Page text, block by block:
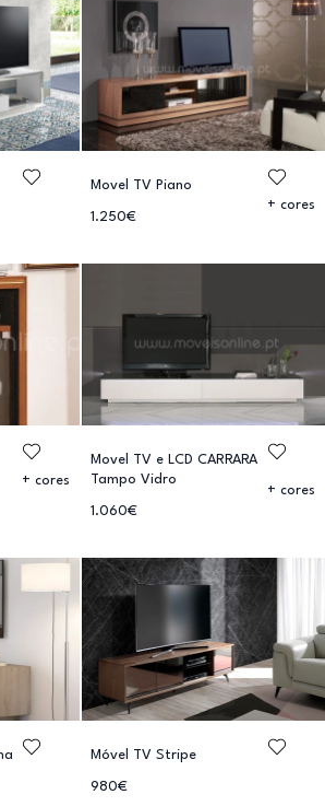
Movel TV Piano
1.250€
+ cores
+ cores
Movel TV e LCD CARRARA
Tampo Vidro
1.060€
+ cores
Móvel TV Stripe
980€